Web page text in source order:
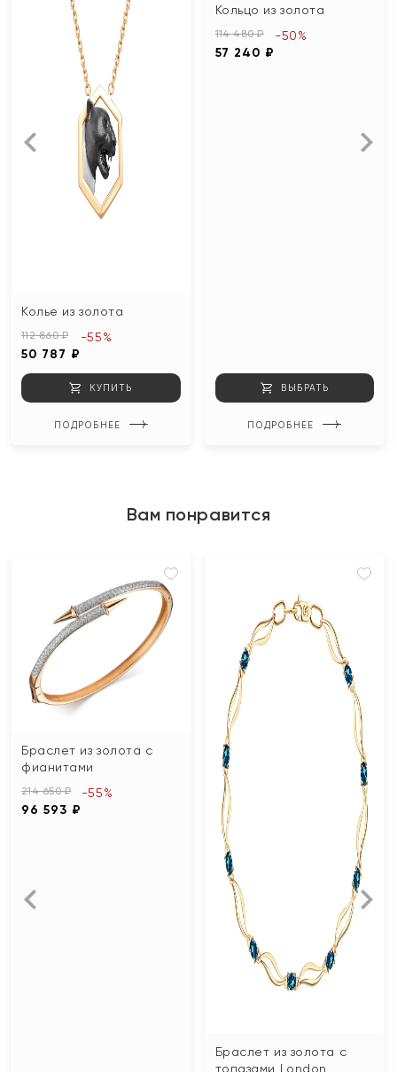
Колье из золота
112 860 ₽
50 787 ₽
-55%
КУПИТЬ
ПОДРОБНЕЕ
Кольцо из золота
114 480 ₽
57 240 ₽
-50%
ВЫБРАТЬ
ПОДРОБНЕЕ
Вам понравится
Браслет из золота с
фианитами
214 650 ₽
96 593 ₽
-55%
Браслет из золота с
топазами London